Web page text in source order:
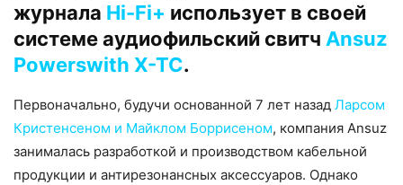
журнала Hi-Fi+ использует в своей
системе аудиофильский свитч Ansuz
Powerswith X-TC.
Первоначально, будучи основанной 7 лет назад Ларсом
Кристенсеном и Майклом Боррисеном, компания Ansuz
занималась разработкой и производством кабельной
продукции и антирезонансных аксессуаров. Однако